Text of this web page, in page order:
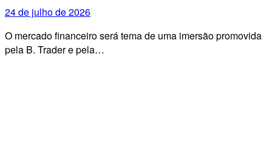
24 de julho de 2026
O mercado financeiro será tema de uma imersão promovida
pela B. Trader e pela…